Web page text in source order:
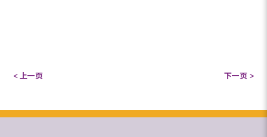
< 上一页 下一页 >